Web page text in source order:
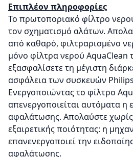
Επιπλέον πληροφορίες
Το πρωτοποριακό φίλτρο
τον σχηματισμό αλάτων.
από καθαρό, φιλτραρισμένο
μόνο φίλτρα νερού AquaClean
εξασφαλίσετε τη μέγιστη
ασφάλεια των συσκευών Philips
Ενεργοποιώντας το φίλτρο
απενεργοποιείται αυτόματα η
αφαλάτωσης. Απολαύστε
εξαιρετικής ποιότητας: η
επανενεργοποιεί την
αφαλάτωσης.